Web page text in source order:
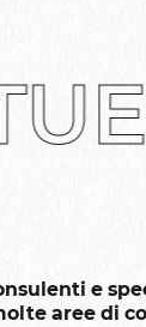
e
aree di